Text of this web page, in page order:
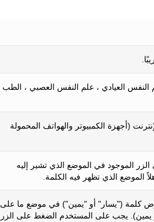
النفس العيادي ، علم النفس العصبي ، الطب
(أجهزة الكمبيوتر والهواتف المحمولة
الموجود في الموضع الذي تشير إليه
الموضع الذي تظهر فيه الكلمة.
كلمة ("يسار" أو "يمين") في موضع ما على
يجب على المستخدم الضغط على الزر